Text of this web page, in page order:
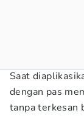
Saat
dengan pas
tanpa terkesan